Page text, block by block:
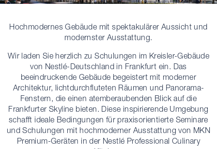
Hochmodernes Gebäude mit spektakulärer Aussicht und
modernster Ausstattung.
Wir laden Sie herzlich zu Schulungen im Kreisler-Gebäude
von Nestlé-Deutschland in Frankfurt ein. Das
beeindruckende Gebäude begeistert mit moderner
Architektur, lichtdurchfluteten Räumen und Panorama-
Fenstern, die einen atemberaubenden Blick auf die
Frankfurter Skyline bieten. Diese inspirierende Umgebung
schafft ideale Bedingungen für praxisorientierte Seminare
und Schulungen mit hochmoderner Ausstattung von MKN
Premium-Geräten in der Nestlé Professional Culinary